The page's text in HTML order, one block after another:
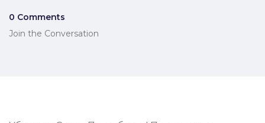
0 Comments
Join the Conversation